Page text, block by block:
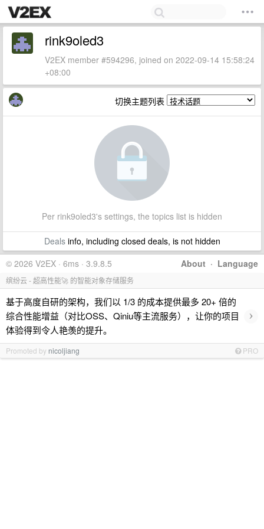
rink9oled3
V2EX member #594296, joined on 2022-09-14 15:58:24
+08:00
切换主题列表
Per rink9oled3's settings, the topics list is hidden
Dealsinfo, including closed deals, is not hidden
About · Language
© 2026 V2EX · 6ms · 3.9.8.5
缤纷云 - 超高性能🚀 的智能对象存储服务
基于高度自研的架构，我们以 1/3 的成本提供最多 20+ 倍的
综合性能增益（对比OSS、Qiniu等主流服务），让你的项目
体验得到令人艳羡的提升。
›
Promoted by nicoljiang PRO